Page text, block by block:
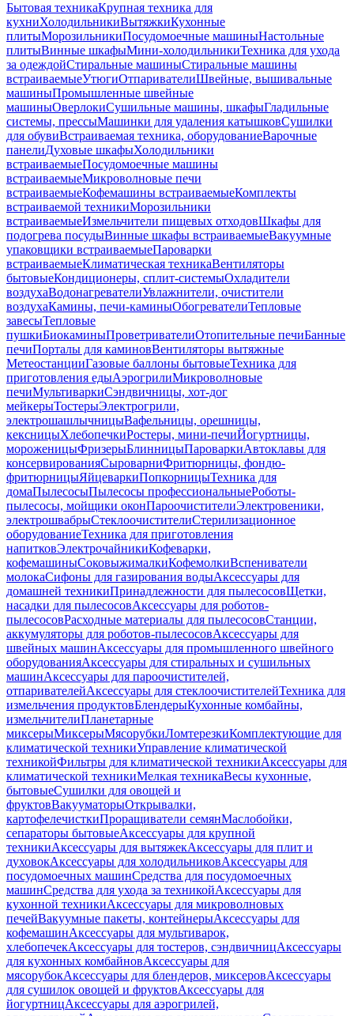
Бытовая техникаКрупная техника для
кухниХолодильникиВытяжкиКухонные
плитыМорозильникиПосудомоечные машиныНастольные
плитыВинные шкафыМини-холодильникиТехника для ухода
за одеждойСтиральные машиныСтиральные машины
встраиваемыеУтюгиОтпаривателиШвейные, вышивальные
машиныПромышленные швейные
машиныОверлокиСушильные машины, шкафыГладильные
системы, прессыМашинки для удаления катышковСушилки
для обувиВстраиваемая техника, оборудованиеВарочные
панелиДуховые шкафыХолодильники
встраиваемыеПосудомоечные машины
встраиваемыеМикроволновые печи
встраиваемыеКофемашины встраиваемыеКомплекты
встраиваемой техникиМорозильники
встраиваемыеИзмельчители пищевых отходовШкафы для
подогрева посудыВинные шкафы встраиваемыеВакуумные
упаковщики встраиваемыеПароварки
встраиваемыеКлиматическая техникаВентиляторы
бытовыеКондиционеры, сплит-системыОхладители
воздухаВодонагревателиУвлажнители, очистители
воздухаКамины, печи-каминыОбогревателиТепловые
завесыТепловые
пушкиБиокаминыПроветривателиОтопительные печиБанные
печиПорталы для каминовВентиляторы вытяжные
МетеостанцииГазовые баллоны бытовыеТехника для
приготовления едыАэрогрилиМикроволновые
печиМультиваркиСэндвичницы, хот-дог
мейкерыТостерыЭлектрогрили,
электрошашлычницыВафельницы, орешницы,
кексницыХлебопечкиРостеры, мини-печиЙогуртницы,
мороженицыФризерыБлинницыПароваркиАвтоклавы для
консервированияСыроварниФритюрницы, фондю-
фритюрницыЯйцеваркиПопкорницыТехника для
домаПылесосыПылесосы профессиональныеРоботы-
пылесосы, мойщики оконПароочистителиЭлектровеники,
электрошвабрыСтеклоочистителиСтерилизационное
оборудованиеТехника для приготовления
напитковЭлектрочайникиКофеварки,
кофемашиныСоковыжималкиКофемолкиВспениватели
молокаСифоны для газирования водыАксессуары для
домашней техникиПринадлежности для пылесосовЩетки,
насадки для пылесосовАксессуары для роботов-
пылесосовРасходные материалы для пылесосовСтанции,
аккумуляторы для роботов-пылесосовАксессуары для
швейных машинАксессуары для промышленного швейного
оборудованияАксессуары для стиральных и сушильных
машинАксессуары для пароочистителей,
отпаривателейАксессуары для стеклоочистителейТехника для
измельчения продуктовБлендерыКухонные комбайны,
измельчителиПланетарные
миксерыМиксерыМясорубкиЛомтерезкиКомплектующие для
климатической техникиУправление климатической
техникойФильтры для климатической техникиАксессуары для
климатической техникиМелкая техникаВесы кухонные,
бытовыеСушилки для овощей и
фруктовВакууматорыОткрывалки,
картофелечисткиПроращиватели семянМаслобойки,
сепараторы бытовыеАксессуары для крупной
техникиАксессуары для вытяжекАксессуары для плит и
духовокАксессуары для холодильниковАксессуары для
посудомоечных машинСредства для посудомоечных
машинСредства для ухода за техникойАксессуары для
кухонной техникиАксессуары для микроволновых
печейВакуумные пакеты, контейнерыАксессуары для
кофемашинАксессуары для мультиварок,
хлебопечекАксессуары для тостеров, сэндвичницАксессуары
для кухонных комбайновАксессуары для
мясорубокАксессуары для блендеров, миксеровАксессуары
для сушилок овощей и фруктовАксессуары для
йогуртницАксессуары для аэрогрилей,